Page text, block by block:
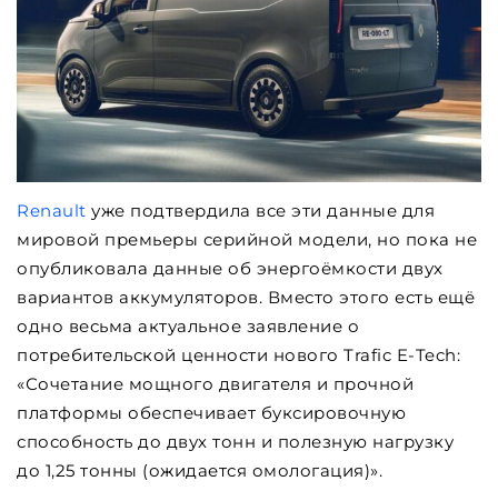
Renault уже подтвердила все эти данные для
мировой премьеры серийной модели, но пока не
опубликовала данные об энергоёмкости двух
вариантов аккумуляторов. Вместо этого есть ещё
одно весьма актуальное заявление о
потребительской ценности нового Trafic E-Tech:
«Сочетание мощного двигателя и прочной
платформы обеспечивает буксировочную
способность до двух тонн и полезную нагрузку
до 1,25 тонны (ожидается омологация)».